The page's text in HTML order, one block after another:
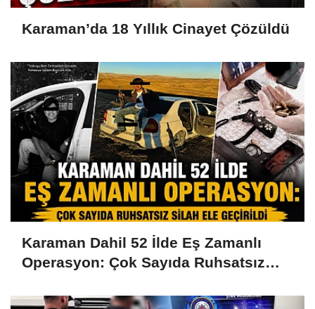
Karaman’da 18 Yıllık Cinayet Çözüldü
Karaman Dahil 52 İlde Eş Zamanlı
Operasyon: Çok Sayıda Ruhsatsız